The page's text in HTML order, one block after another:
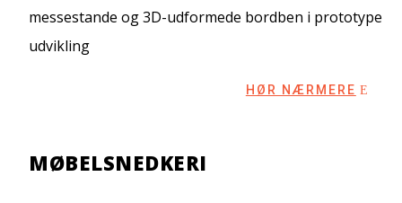
messestande og 3D-udformede bordben i prototype
udvikling
HØR NÆRMERE
MØBELSNEDKERI